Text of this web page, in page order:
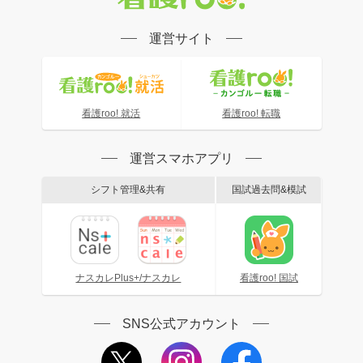
運営サイト
看護roo! 就活 看護roo! 転職
運営スマホアプリ
シフト管理&共有
ナスカレPlus+/ナスカレ
国試過去問&模試
看護roo! 国試
SNS公式アカウント